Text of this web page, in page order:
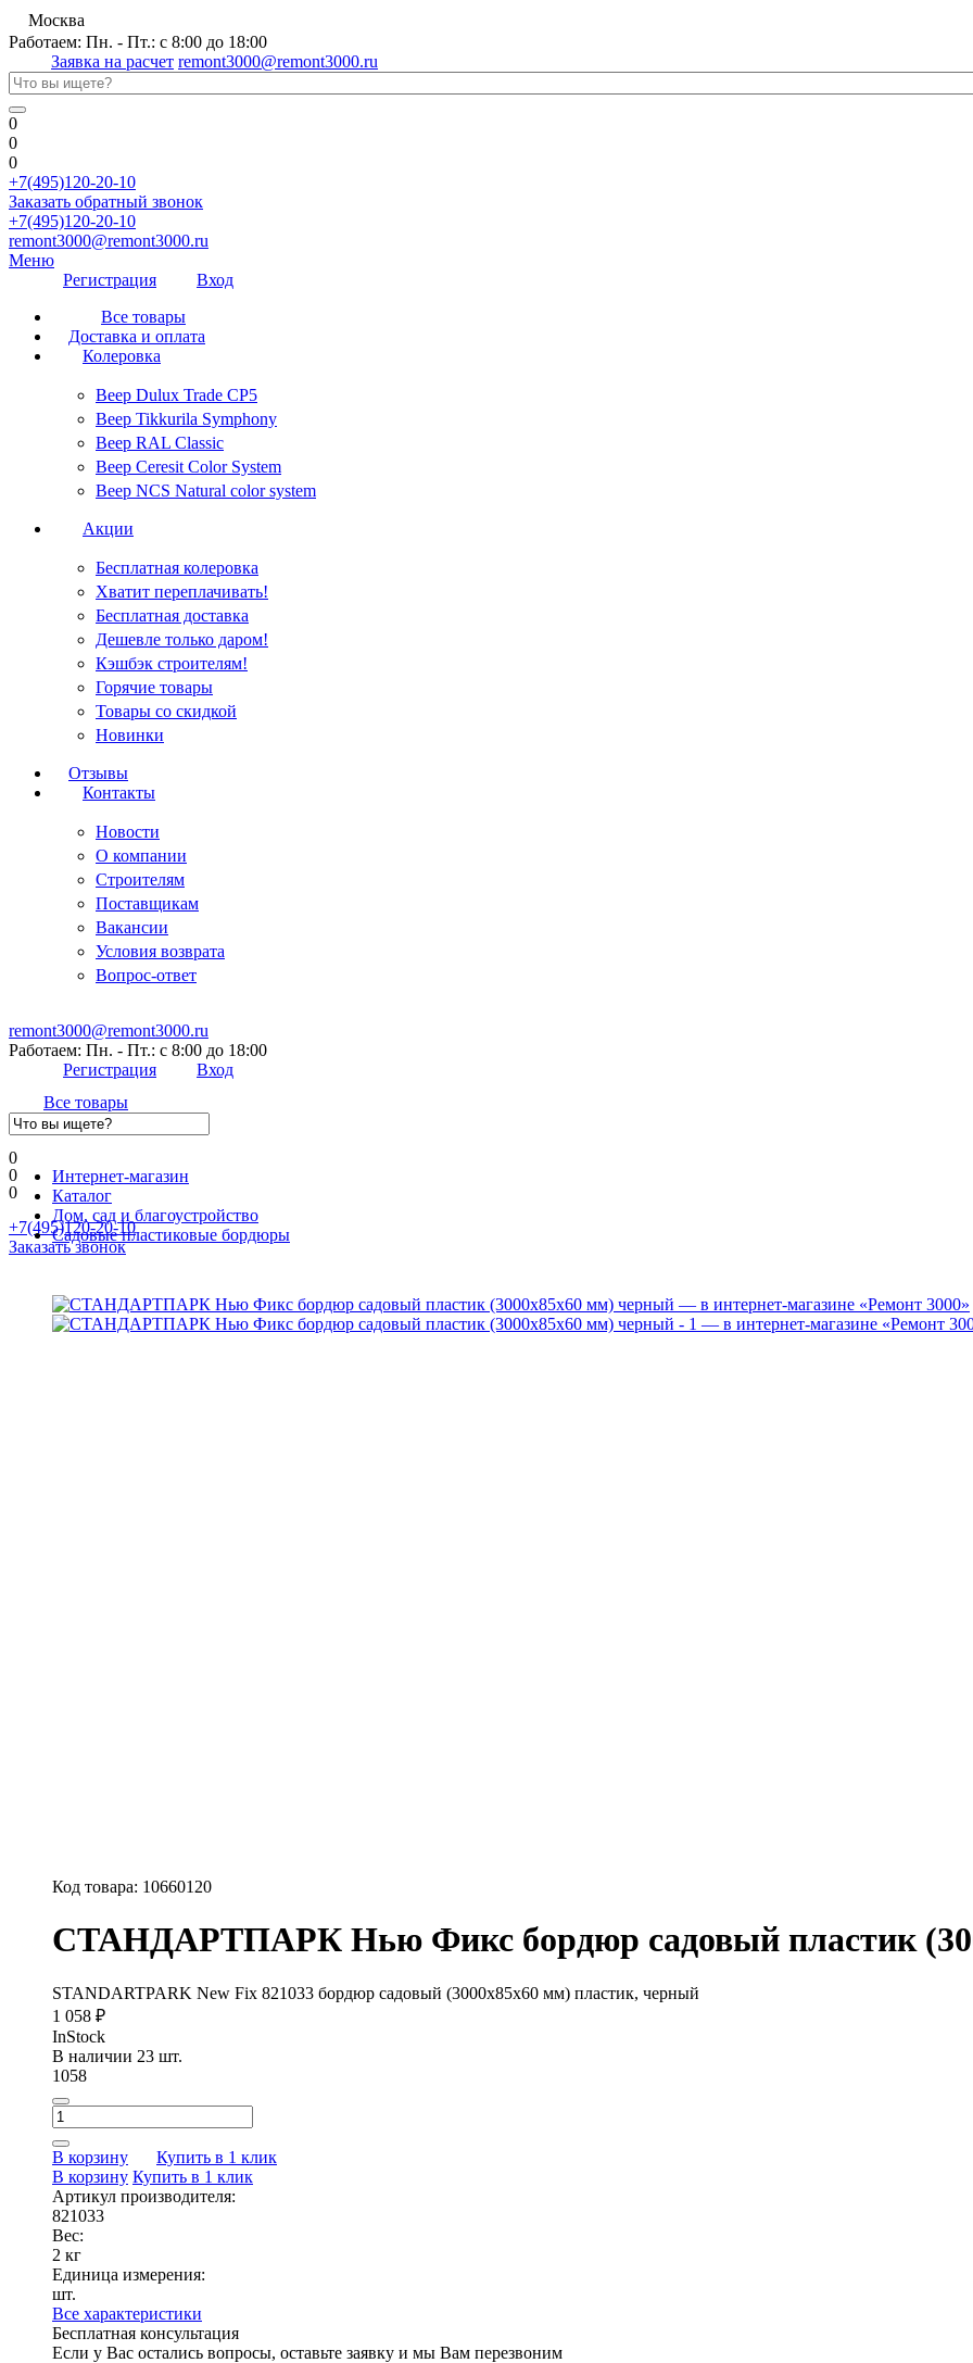
Москва
Работаем: Пн. - Пт.: с 8:00 до 18:00
Заявка на расчет remont3000@remont3000.ru
0
0
0
+7(495)120-20-10
Заказать обратный звонок
+7(495)120-20-10
remont3000@remont3000.ru
Меню
Регистрация
Вход
Все товары
Доставка и оплата
Колеровка
Веер Dulux Trade CP5
Веер Tikkurila Symphony
Веер RAL Classic
Веер Ceresit Color System
Веер NCS Natural color system
Акции
Бесплатная колеровка
Хватит переплачивать!
Бесплатная доставка
Дешевле только даром!
Кэшбэк строителям!
Горячие товары
Товары со скидкой
Новинки
Отзывы
Контакты
Новости
О компании
Строителям
Поставщикам
Вакансии
Условия возврата
Вопрос-ответ
remont3000@remont3000.ru
Работаем: Пн. - Пт.: с 8:00 до 18:00
Регистрация
Вход
Все товары
0
0
0
+7(495)120-20-10
Заказать звонок
Интернет-магазин
Каталог
Дом, сад и благоустройство
Садовые пластиковые бордюры
Код товара: 10660120
СТАНДАРТПАРК Нью Фикс бордюр садовый пластик
STANDARTPARK New Fix 821033 бордюр садовый (3000х85х60 мм) пластик, черный
1 058 ₽
InStock
В наличии 23 шт.
1058
В корзину
Купить в 1 клик
В корзину Купить в 1 клик
Артикул производителя:
821033
Вес:
2 кг
Единица измерения:
шт.
Все характеристики
Бесплатная консультация
Если у Вас остались вопросы, оставьте заявку и мы Вам перезвоним